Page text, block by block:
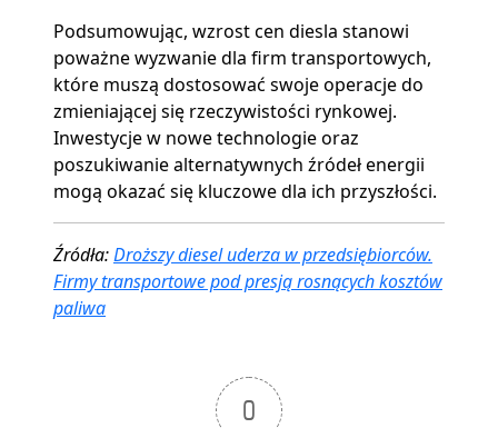
Podsumowując, wzrost cen diesla stanowi
poważne wyzwanie dla firm transportowych,
które muszą dostosować swoje operacje do
zmieniającej się rzeczywistości rynkowej.
Inwestycje w nowe technologie oraz
poszukiwanie alternatywnych źródeł energii
mogą okazać się kluczowe dla ich przyszłości.
Źródła:Droższy diesel uderza w przedsiębiorców.
Firmy transportowe pod presją rosnących kosztów
paliwa
0